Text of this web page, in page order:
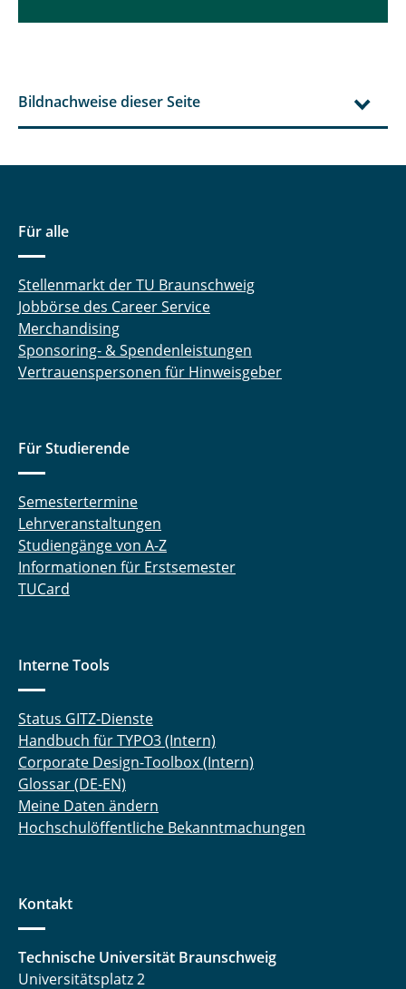
Bildnachweise dieser Seite
Für alle
Stellenmarkt der TU Braunschweig
Jobbörse des Career Service
Merchandising
Sponsoring- & Spendenleistungen
Vertrauenspersonen für Hinweisgeber
Für Studierende
Semestertermine
Lehrveranstaltungen
Studiengänge von A-Z
Informationen für Erstsemester
TUCard
Interne Tools
Status GITZ-Dienste
Handbuch für TYPO3 (Intern)
Corporate Design-Toolbox (Intern)
Glossar (DE-EN)
Meine Daten ändern
Hochschulöffentliche Bekanntmachungen
Kontakt
Technische Universität Braunschweig
Universitätsplatz 2